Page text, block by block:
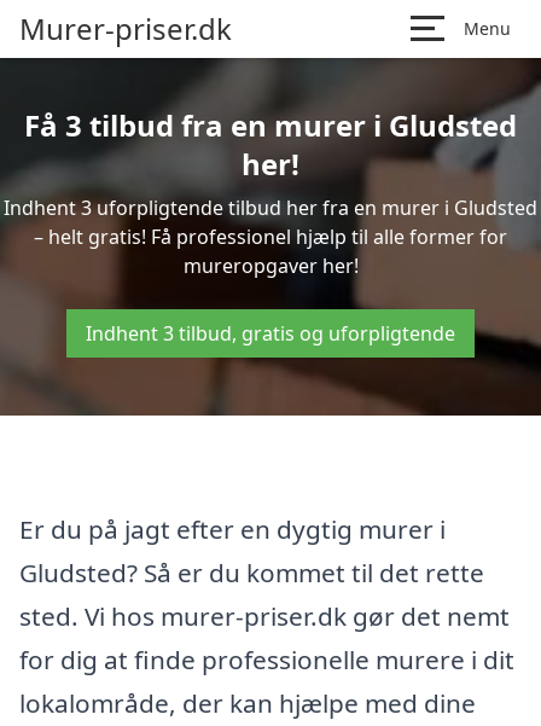
Murer-priser.dk Menu
Få 3 tilbud fra en murer i Gludsted
her!
Indhent 3 uforpligtende tilbud her fra en murer i Gludsted
– helt gratis! Få professionel hjælp til alle former for
mureropgaver her!
Indhent 3 tilbud, gratis og uforpligtende
Er du på jagt efter en dygtig murer i
Gludsted? Så er du kommet til det rette
sted. Vi hos murer-priser.dk gør det nemt
for dig at finde professionelle murere i dit
lokalområde, der kan hjælpe med dine